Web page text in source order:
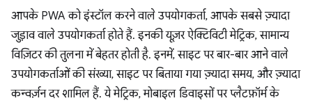
आपके PWA को इंस्टॉल करने वाले उपयोगकर्ता, आपके सबसे ज़्यादा
जुड़ाव वाले उपयोगकर्ता होते हैं. इनकी यूज़र ऐक्टिविटी मेट्रिक, सामान्य
विज़िटर की तुलना में बेहतर होती है. इनमें, साइट पर बार-बार आने वाले
उपयोगकर्ताओं की संख्या, साइट पर बिताया गया ज़्यादा समय, और ज़्यादा
कन्वर्ज़न दर शामिल हैं. ये मेट्रिक, मोबाइल डिवाइसों पर प्लैटफ़ॉर्म के